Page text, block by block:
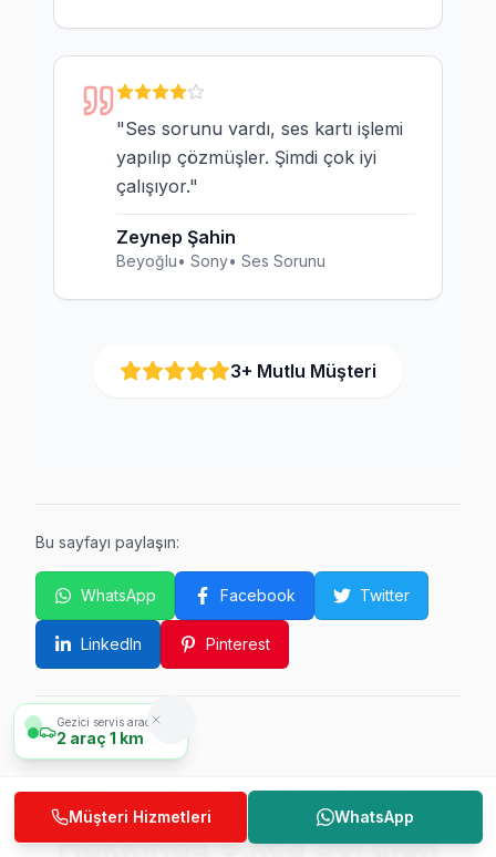
"Ses sorunu vardı, ses kartı işlemi
yapılıp çözmüşler. Şimdi çok iyi
çalışıyor."
Zeynep Şahin
Beyoğlu• Sony• Ses Sorunu
3+ Mutlu Müşteri
Bu sayfayı paylaşın:
WhatsApp Facebook Twitter
LinkedIn Pinterest
Ataşehir'de TV Tamir
Hakkında Sıkça Sorulan
Gezici servis aracımız
2 araç 1 km
Müşteri Hizmetleri WhatsApp